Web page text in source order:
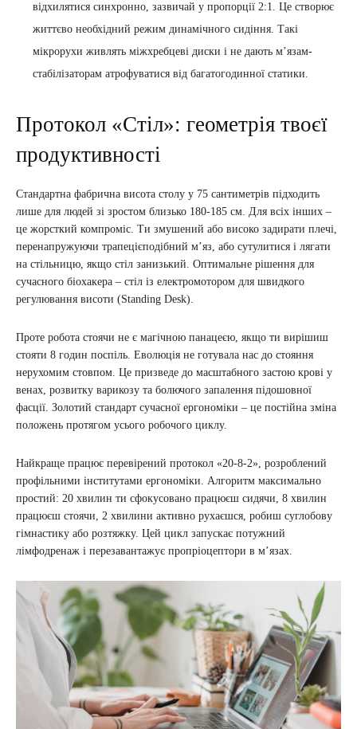
відхилятися синхронно, зазвичай у пропорції 2:1. Це створює
життєво необхідний режим динамічного сидіння. Такі
мікрорухи живлять міжхребцеві диски і не дають м’язам-
стабілізаторам атрофуватися від багатогодинної статики.
Протокол «Стіл»: геометрія твоєї
продуктивності
Стандартна фабрична висота столу у 75 сантиметрів підходить
лише для людей зі зростом близько 180-185 см. Для всіх інших –
це жорсткий компроміс. Ти змушений або високо задирати плечі,
перенапружуючи трапецієподібний м’яз, або сутулитися і лягати
на стільницю, якщо стіл занизький. Оптимальне рішення для
сучасного біохакера – стіл із електромотором для швидкого
регулювання висоти (Standing Desk).
Проте робота стоячи не є магічною панацеєю, якщо ти вирішиш
стояти 8 годин поспіль. Еволюція не готувала нас до стояння
нерухомим стовпом. Це призведе до масштабного застою крові у
венах, розвитку варикозу та болючого запалення підошовної
фасції. Золотий стандарт сучасної ергономіки – це постійна зміна
положень протягом усього робочого циклу.
Найкраще працює перевірений протокол «20-8-2», розроблений
профільними інститутами ергономіки. Алгоритм максимально
простий: 20 хвилин ти сфокусовано працюєш сидячи, 8 хвилин
працюєш стоячи, 2 хвилини активно рухаєшся, робиш суглобову
гімнастику або розтяжку. Цей цикл запускає потужний
лімфодренаж і перезавантажує пропріоцептори в м’язах.